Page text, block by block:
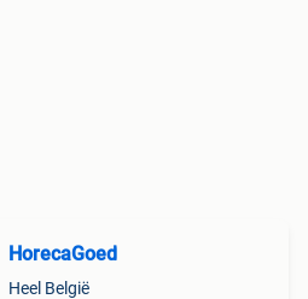
HorecaGoed
Heel België